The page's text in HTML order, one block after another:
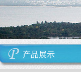
产品展示